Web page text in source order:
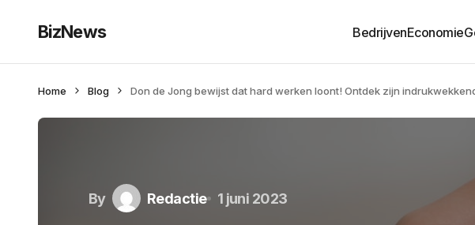
BizNews BedrijvenEconomie
Home Blog Don de Jong bewijst dat hard werken loont! Ontdek zijn
By Redactie 1 juni 2023